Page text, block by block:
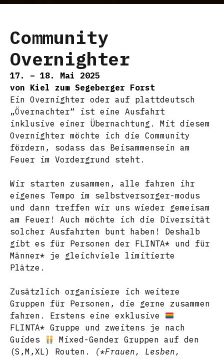
Community
Overnighter
17. – 18. Mai 2025
von Kiel zum Segeberger Forst
Ein Overnighter oder auf plattdeutsch
„Övernachter“ ist eine Ausfahrt
inklusive einer Übernachtung. Mit diesem
Overnighter möchte ich die Community
fördern, sodass das Beisammensein am
Feuer im Vordergrund steht.
Wir starten zusammen, alle fahren ihr
eigenes Tempo im selbstversorger-modus
und dann treffen wir uns wieder gemeisam
am Feuer! Auch möchte ich die Diversität
solcher Ausfahrten bunt haben! Deshalb
gibt es für Personen der FLINTA* und für
Männer* je gleichviele limitierte
Plätze.
Zusätzlich organisiere ich weitere
Gruppen für Personen, die gerne zusammen
fahren. Erstens eine exklusive
FLINTA* Gruppe und zweitens je nach
Guides
Mixed-Gender Gruppen auf den
(S,M,XL) Routen.
(*Frauen, Lesben,